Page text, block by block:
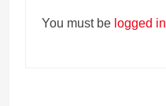
You must be logged in